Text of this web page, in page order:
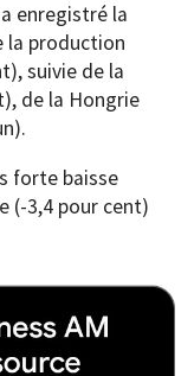
enregistré la
la production
suivie de la
de la Hongrie
forte baisse
(-3,4 pour cent)